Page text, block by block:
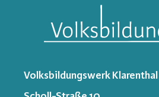
Volksbildungswerk